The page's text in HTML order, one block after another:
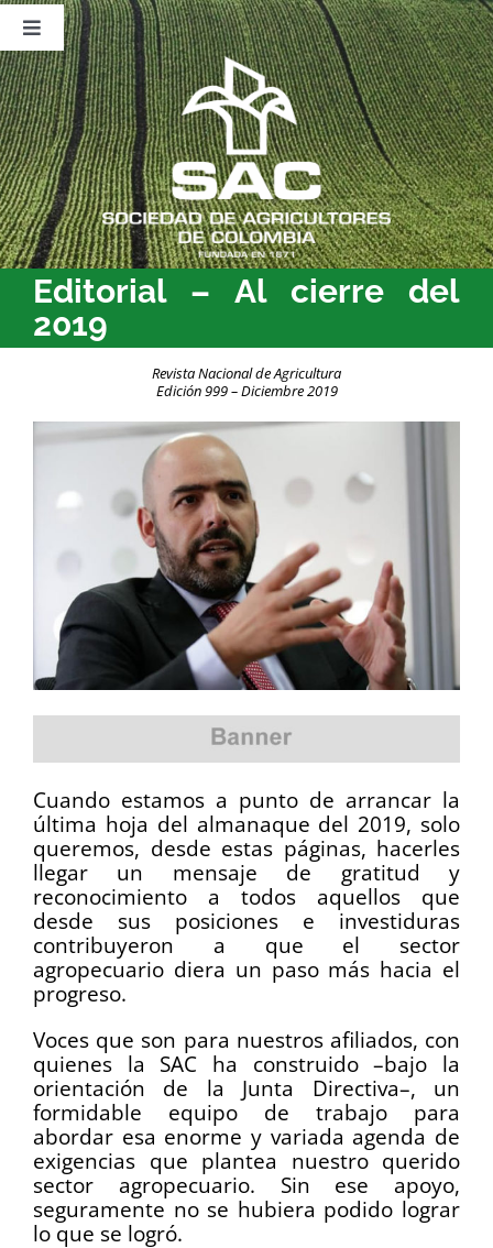
Saltar
contenido
Toggle
Navigation
Nosotros
Publicaciones
Sala de Prensa
Eventos
Editorial – Al cierre del
2019
Revista Nacional de Agricultura
Edición 999 – Diciembre 2019
Cuando estamos a punto de arrancar la
última hoja del almanaque del 2019, solo
queremos, desde estas páginas, hacerles
llegar un mensaje de gratitud y
reconocimiento a todos aquellos que
desde sus posiciones e investiduras
contribuyeron a que el sector
agropecuario diera un paso más hacia el
progreso.
Voces que son para nuestros afiliados, con
quienes la SAC ha construido –bajo la
orientación de la Junta Directiva–, un
formidable equipo de trabajo para
abordar esa enorme y variada agenda de
exigencias que plantea nuestro querido
sector agropecuario. Sin ese apoyo,
seguramente no se hubiera podido lograr
lo que se logró.